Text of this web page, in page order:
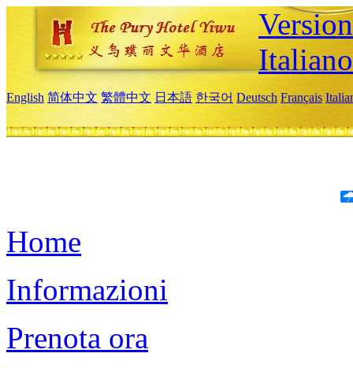
Italiano
English 简体中文 繁體中文 日本語 한국어 Deutsch Français
Home
Informazioni
Prenota ora